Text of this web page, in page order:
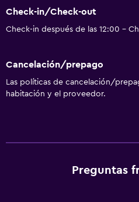
Check-in/Check-out
Check-in después de las 12:00 -
Cancelación/prepago
Las políticas de cancelación/
habitación y el proveedor.
Preguntas